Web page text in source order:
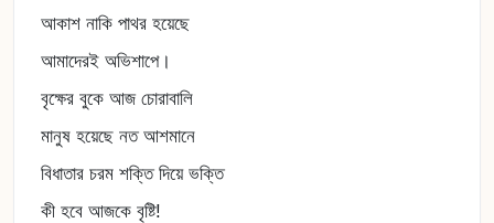
আকাশ নাকি পাথর হয়েছে
আমাদেরই অভিশাপে।
বৃক্ষের বুকে আজ চোরাবালি
মানুষ হয়েছে নত আশমানে
বিধাতার চরম শক্তি দিয়ে ভক্তি
কী হবে আজকে বৃষ্টি!